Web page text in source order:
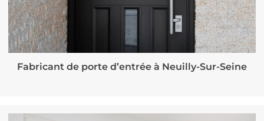
Fabricant de porte d’entrée à Neuilly-Sur-Seine